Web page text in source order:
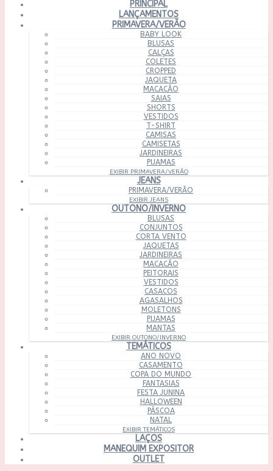
PRINCIPAL
LANÇAMENTOS
PRIMAVERA/VERÃO
BABY LOOK
BLUSAS
CALÇAS
COLETES
CROPPED
JAQUETA
MACACÃO
SAIAS
SHORTS
VESTIDOS
T-SHIRT
CAMISAS
CAMISETAS
JARDINEIRAS
PIJAMAS
EXIBIR PRIMAVERA/VERÃO
JEANS
PRIMAVERA/VERÃO
EXIBIR JEANS
OUTONO/INVERNO
BLUSAS
CONJUNTOS
CORTA VENTO
JAQUETAS
JARDINEIRAS
MACACÃO
PEITORAIS
VESTIDOS
CASACOS
AGASALHOS
MOLETONS
PIJAMAS
MANTAS
EXIBIR OUTONO/INVERNO
TEMÁTICOS
ANO NOVO
CASAMENTO
COPA DO MUNDO
FANTASIAS
FESTA JUNINA
HALLOWEEN
PÁSCOA
NATAL
EXIBIR TEMÁTICOS
LAÇOS
MANEQUIM EXPOSITOR
OUTLET